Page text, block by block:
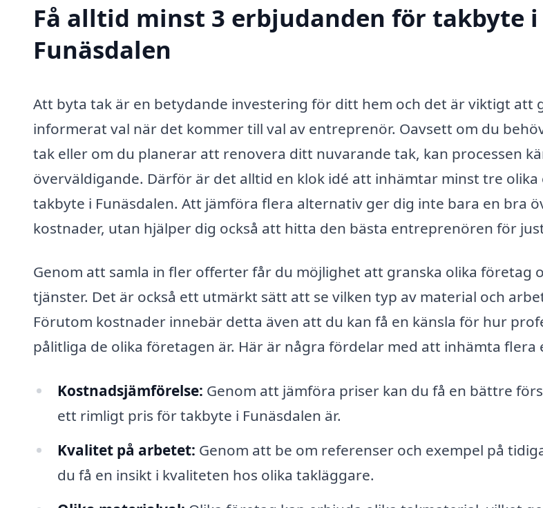
Få alltid minst 3 erbjudanden för takbyte i
Funäsdalen
Att byta tak är en betydande investering för ditt hem och det är viktigt att
informerat val när det kommer till val av entreprenör. Oavsett om du
tak eller om du planerar att renovera ditt nuvarande tak, kan processen
överväldigande. Därför är det alltid en klok idé att inhämtar minst tre
takbyte i Funäsdalen. Att jämföra flera alternativ ger dig inte bara en bra
kostnader, utan hjälper dig också att hitta den bästa entreprenören för
Genom att samla in fler offerter får du möjlighet att granska olika företag
tjänster. Det är också ett utmärkt sätt att se vilken typ av material och
Förutom kostnader innebär detta även att du kan få en känsla för hur
pålitliga de olika företagen är. Här är några fördelar med att inhämta flera
Kostnadsjämförelse: Genom att jämföra priser kan du få en bättre
ett rimligt pris för takbyte i Funäsdalen är.
Kvalitet på arbetet: Genom att be om referenser och exempel på
du få en insikt i kvaliteten hos olika takläggare.